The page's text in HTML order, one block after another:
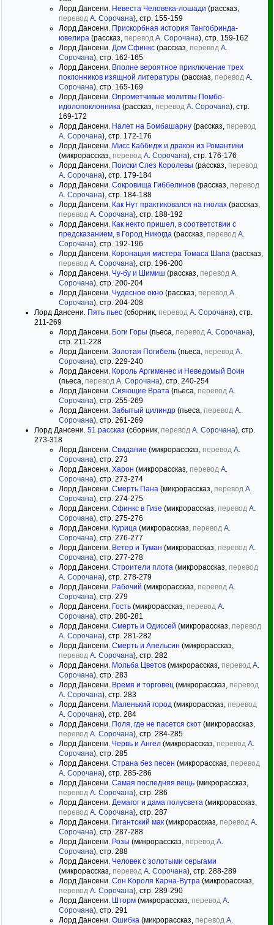
Лорд Дансени. Невеста Человека-лошади (рассказ,
перевод А. Сорочана), стр. 155-159
Лорд Дансени. Прискорбная история Тангобринда-
ювелира (рассказ, перевод А. Сорочана), стр. 159-162
Лорд Дансени. Дом Сфинкс (рассказ, перевод А.
Сорочана), стр. 162-165
Лорд Дансени. Вполне вероятное приключение трех
поклонников изящной литературы (рассказ, перевод А.
Сорочана), стр. 165-169
Лорд Дансени. Опрометчивые молитвы Помбо-
идолопоклонника (рассказ, перевод А. Сорочана), стр.
169-172
Лорд Дансени. Налет на Бомбашарну (рассказ, перевод
А. Сорочана), стр. 172-176
Лорд Дансени. Мисс Каббидж и дракон из Романтики
(микрорассказ, перевод А. Сорочана), стр. 176-176
Лорд Дансени. Поиски Слез Королевы (рассказ, перевод
А. Сорочана), стр. 179-184
Лорд Дансени. Сокровища Гиббелинов (рассказ, перевод
А. Сорочана), стр. 184-188
Лорд Дансени. Как Нут практиковался на гнолах (рассказ,
перевод А. Сорочана), стр. 188-192
Лорд Дансени. Как некто пришел, в соответствии с
предсказанием, в Город Никогда (рассказ, перевод А.
Сорочана), стр. 192-196
Лорд Дансени. Коронация мистера Томаса Шапа (рассказ,
перевод А. Сорочана), стр. 196-200
Лорд Дансени. Чу-бу и Шимиш (рассказ, перевод А.
Сорочана), стр. 200-204
Лорд Дансени. Чудесное окно (рассказ, перевод А.
Сорочана), стр. 204-208
Лорд Дансени. Пять пьес (сборник, перевод А. Сорочана), стр.
211-269
Лорд Дансени. Боги Горы (пьеса, перевод А. Сорочана),
стр. 211-228
Лорд Дансени. Золотая Погибель (пьеса, перевод А.
Сорочана), стр. 229-240
Лорд Дансени. Король Аргименес и Неведомый Воин
(пьеса, перевод А. Сорочана), стр. 240-254
Лорд Дансени. Сияющие Врата (пьеса, перевод А.
Сорочана), стр. 255-269
Лорд Дансени. Забытый цилиндр (пьеса, перевод А.
Сорочана), стр. 261-269
Лорд Дансени. 51 рассказ (сборник, перевод А. Сорочана), стр.
273-318
Лорд Дансени. Свидание (микрорассказ, перевод А.
Сорочана), стр. 273
Лорд Дансени. Харон (микрорассказ, перевод А.
Сорочана), стр. 273-274
Лорд Дансени. Смерть Пана (микрорассказ, перевод А.
Сорочана), стр. 274-275
Лорд Дансени. Сфинкс в Гизе (микрорассказ, перевод А.
Сорочана), стр. 275-276
Лорд Дансени. Курица (микрорассказ, перевод А.
Сорочана), стр. 276-277
Лорд Дансени. Ветер и Туман (микрорассказ, перевод А.
Сорочана), стр. 277-278
Лорд Дансени. Строители плота (микрорассказ, перевод
А. Сорочана), стр. 278-279
Лорд Дансени. Рабочий (микрорассказ, перевод А.
Сорочана), стр. 279
Лорд Дансени. Гость (микрорассказ, перевод А.
Сорочана), стр. 280-281
Лорд Дансени. Смерть и Одиссей (микрорассказ, перевод
А. Сорочана), стр. 281-282
Лорд Дансени. Смерть и Апельсин (микрорассказ,
перевод А. Сорочана), стр. 282
Лорд Дансени. Мольба Цветов (микрорассказ, перевод А.
Сорочана), стр. 283
Лорд Дансени. Время и торговец (микрорассказ, перевод
А. Сорочана), стр. 283
Лорд Дансени. Маленький город (микрорассказ, перевод
А. Сорочана), стр. 284
Лорд Дансени. Поля, где не пасется скот (микрорассказ,
перевод А. Сорочана), стр. 284-285
Лорд Дансени. Червь и Ангел (микрорассказ, перевод А.
Сорочана), стр. 285
Лорд Дансени. Страна без песен (микрорассказ, перевод
А. Сорочана), стр. 285-286
Лорд Дансени. Самая последняя вещь (микрорассказ,
перевод А. Сорочана), стр. 286
Лорд Дансени. Демагог и дама полусвета (микрорассказ,
перевод А. Сорочана), стр. 287
Лорд Дансени. Гигантский мак (микрорассказ, перевод А.
Сорочана), стр. 287-288
Лорд Дансени. Розы (микрорассказ, перевод А.
Сорочана), стр. 288
Лорд Дансени. Человек с золотыми серьгами
(микрорассказ, перевод А. Сорочана), стр. 288-289
Лорд Дансени. Cон Короля Карна-Вутра (микрорассказ,
перевод А. Сорочана), стр. 289-290
Лорд Дансени. Шторм (микрорассказ, перевод А.
Сорочана), стр. 291
Лорд Дансени. Ошибка (микрорассказ, перевод А.